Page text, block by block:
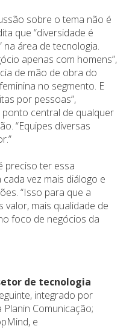
sobre o tema não é
que “diversidade é
na área de tecnologia.
apenas com homens”,
de mão de obra do
no segmento. E
por pessoas”,
central de qualquer
“Equipes diversas
preciso ter essa
vez mais diálogo e
“Isso para que a
valor, mais qualidade de
foco de negócios da
de tecnologia
integrado por
Planin Comunicação;
e